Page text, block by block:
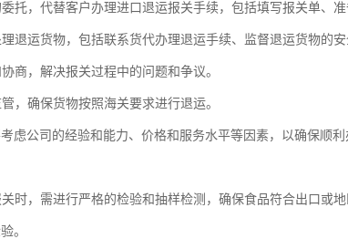
托，代替客户办理进口退运报关手续，包括填写报关单、
退运货物，包括联系货代办理退运手续、监督退运货物的安
商，解决报关过程中的问题和争议。
，确保货物按照海关要求进行退运。
虑公司的经验和能力、价格和服务水平等因素，以确保顺利
时，需进行严格的检验和抽样检测，确保食品符合出口或
。